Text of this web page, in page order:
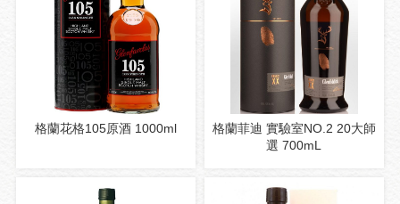
格蘭花格105原酒 1000ml
格蘭菲迪 實驗室NO.2 20大師
選 700mL